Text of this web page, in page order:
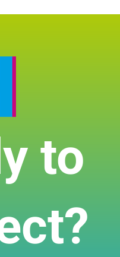
to